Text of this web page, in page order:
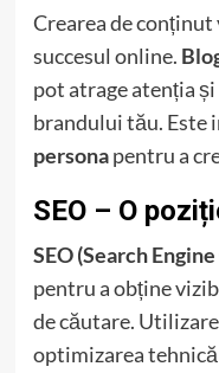
Crearea de
succesul online.
pot atrage atenția
brandului tău. Este
personapentru a
SEO – O
SEO (Search
pentru a obține
de căutare.
optimizarea